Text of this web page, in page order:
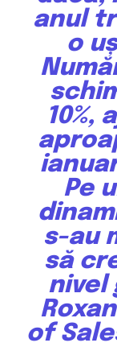
anul
o
10%,
Pe
s-au
să
nivel
of